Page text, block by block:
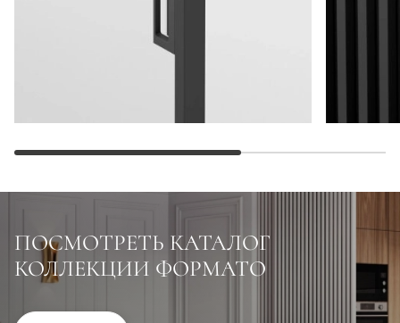
ПОСМОТРЕТЬ КАТАЛОГ
КОЛЛЕКЦИИ ФОРМАТО